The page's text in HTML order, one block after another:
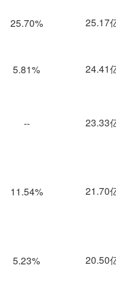
25.70% 25.17
5.81% 24.41
-- 23.33
11.54% 21.70
5.23% 20.50